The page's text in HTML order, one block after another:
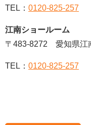
TEL： 0120-825-257
江南ショールーム
〒483-8272 愛知県江
TEL： 0120-825-257